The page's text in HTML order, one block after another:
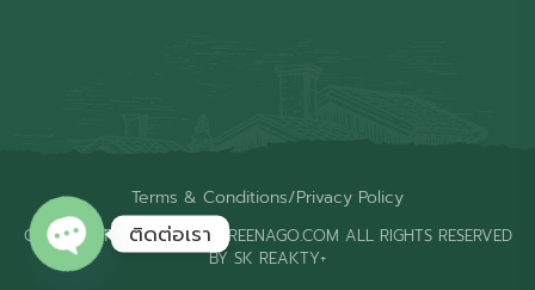
COPYRIGHT © 2026 THAIGREENAGO.COM ALL RIGHTS RESERVED
BY SK REAKTY+
Terms & Conditions/Privacy Policy
ติดต่อเรา